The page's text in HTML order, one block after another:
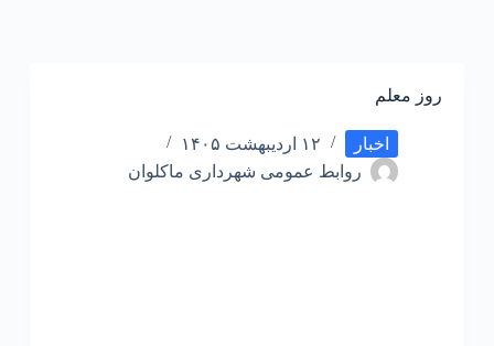
روز معلم
اخبار
۱۲ اردیبهشت ۱۴۰۵
روابط عمومی شهرداری ماکلوان